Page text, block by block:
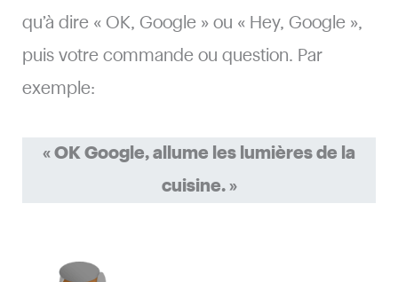
qu’à dire « OK, Google » ou « Hey, Google »,
puis votre commande ou question. Par
exemple:
« OK Google, allume les lumières de la
cuisine. »